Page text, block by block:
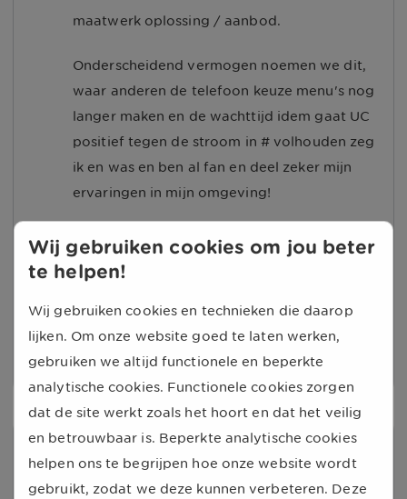
maatwerk oplossing / aanbod.
Onderscheidend vermogen noemen we dit,
waar anderen de telefoon keuze menu's nog
langer maken en de wachttijd idem gaat UC
positief tegen de stroom in # volhouden zeg
ik en was en ben al fan en deel zeker mijn
ervaringen in mijn omgeving!
28-02-2020
Wim
Gorinchem
Beveelt ons aan
Beste Wim,
Wat een mooie woorden, het doet ons
goed om dit te lezen! Wij stellen hoge
eisen aan het geven van de juiste
9
Goed
Wij gebruiken cookies om jou beter
te helpen!
Wij gebruiken cookies en technieken die daarop
lijken. Om onze website goed te laten werken,
gebruiken we altijd functionele en beperkte
analytische cookies. Functionele cookies zorgen
dat de site werkt zoals het hoort en dat het veilig
en betrouwbaar is. Beperkte analytische cookies
helpen ons te begrijpen hoe onze website wordt
gebruikt, zodat we deze kunnen verbeteren. Deze